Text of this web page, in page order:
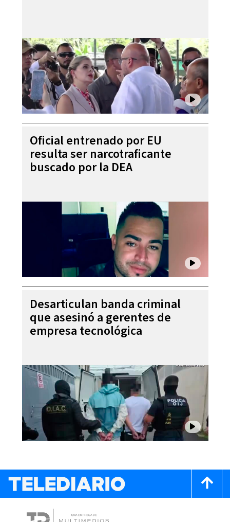
Oficial entrenado por EU
resulta ser narcotraficante
buscado por la DEA
Desarticulan banda criminal
que asesinó a gerentes de
empresa tecnológica